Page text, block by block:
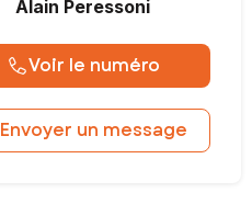
Alain Peressoni
Voir le numéro
Envoyer un message